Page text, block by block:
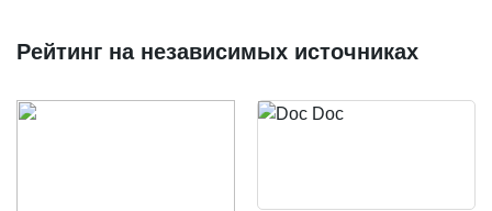
Рейтинг на независимых источниках